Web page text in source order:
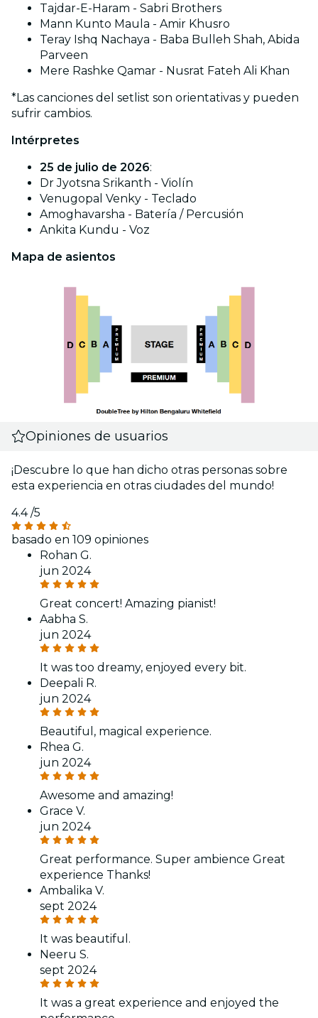
Tajdar-E-Haram - Sabri Brothers
Mann Kunto Maula - Amir Khusro
Teray Ishq Nachaya - Baba Bulleh Shah, Abida
Parveen
Mere Rashke Qamar - Nusrat Fateh Ali Khan
*Las canciones del setlist son orientativas y pueden
sufrir cambios.
Intérpretes
25 de julio de 2026:
Dr Jyotsna Srikanth - Violín
Venugopal Venky - Teclado
Amoghavarsha - Batería / Percusión
Ankita Kundu - Voz
Mapa de asientos
Opiniones de usuarios
¡Descubre lo que han dicho otras personas sobre
esta experiencia en otras ciudades del mundo!
4.4/5
basado en 109 opiniones
Rohan G.
jun 2024
Great concert! Amazing pianist!
Aabha S.
jun 2024
It was too dreamy, enjoyed every bit.
Deepali R.
jun 2024
Beautiful, magical experience.
Rhea G.
jun 2024
Awesome and amazing!
Grace V.
jun 2024
Great performance. Super ambience Great
experience Thanks!
Ambalika V.
sept 2024
It was beautiful.
Neeru S.
sept 2024
It was a great experience and enjoyed the